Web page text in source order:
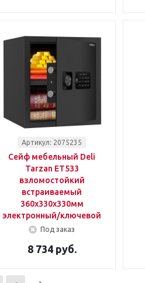
Артикул: 2075235
Сейф мебельный Deli
Tarzan ET533
взломостойкий
встраиваемый
360x330x330мм
электронный/ключевой
Под заказ
8 734 руб.